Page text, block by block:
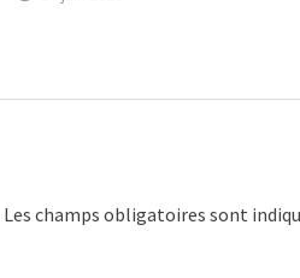
Les champs obligatoires sont